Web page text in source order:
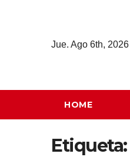
Jue. Ago 6th, 2026
HOME
Etiqueta: